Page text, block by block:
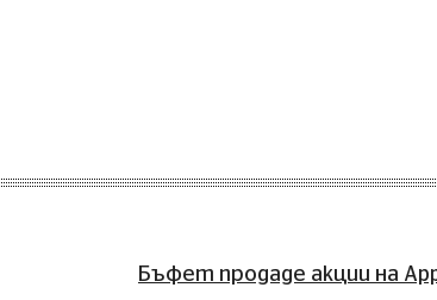
Бъфет продаде акции на